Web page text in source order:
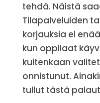
tehdä. Näistä
Tilapalveluiden
korjauksia ei
kun oppilaat
kuitenkaan
onnistunut.
tullut tästä